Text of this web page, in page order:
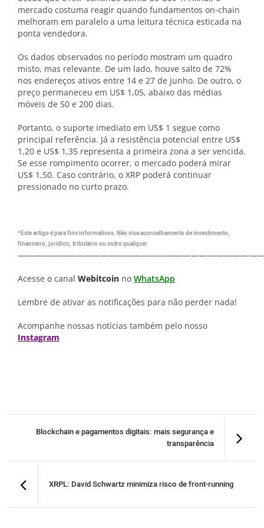
mercado costuma reagir quando fundamentos on-chain
melhoram em paralelo a uma leitura técnica esticada na
ponta vendedora.
Os dados observados no período mostram um quadro
misto, mas relevante. De um lado, houve salto de 72%
nos endereços ativos entre 14 e 27 de junho. De outro, o
preço permaneceu em US$ 1,05, abaixo das médias
móveis de 50 e 200 dias.
Portanto, o suporte imediato em US$ 1 segue como
principal referência. Já a resistência potencial entre US$
1,20 e US$ 1,35 representa a primeira zona a ser vencida.
Se esse rompimento ocorrer, o mercado poderá mirar
US$ 1,50. Caso contrário, o XRP poderá continuar
pressionado no curto prazo.
*Este artigo é para fins informativos. Não visa aconselhamento de investimento,
financeiro, jurídico, tributário ou outro qualquer.
Acesse o canal Webitcoin no WhatsApp
Lembre de ativar as notificações para não perder nada!
Acompanhe nossas notícias também pelo nosso
Instagram
Blockchain e pagamentos digitais: mais segurança e
transparência
XRPL: David Schwartz minimiza risco de front-running